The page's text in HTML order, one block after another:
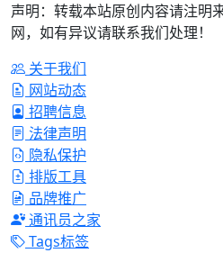
声明：转载本站原创内容请注明
网，如有异议请联系我们处理！
关于我们
网站动态
招聘信息
法律声明
隐私保护
排版工具
品牌推广
通讯员之家
Tags标签